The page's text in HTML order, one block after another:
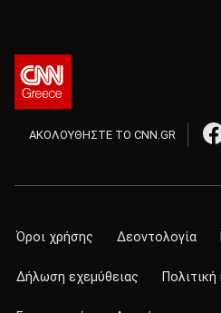
ΑΚΟΛΟΥΘΗΣΤΕ ΤΟ CNN.GR
Όροι χρήσης Δεοντολογία
Δήλωση εχεμύθειας